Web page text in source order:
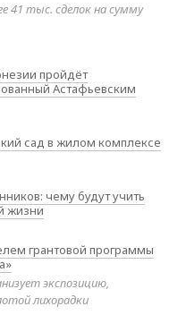
41 тыс. сделок на сумму
пройдёт
Астафьевским
сад в жилом комплексе
чему будут учить
жизни
грантовой программы
экспозицию,
лихорадки